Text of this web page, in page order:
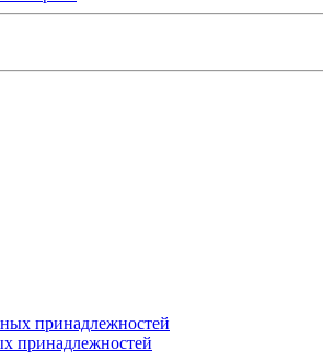
принадлежностей